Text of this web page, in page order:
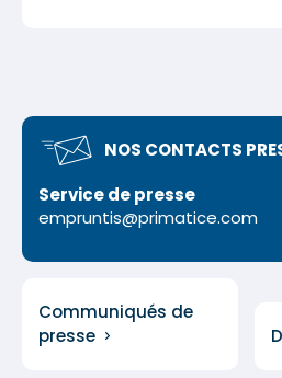
NOS CONTACTS
Service de presse
empruntis@primatice.com
Communiqués de
presse